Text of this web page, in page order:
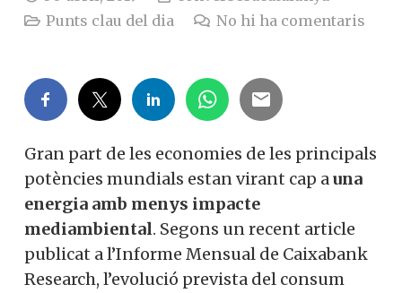
Punts clau del dia
No hi ha comentaris
Gran part de les economies de les principals
potències mundials estan virant cap auna
energia amb menys impacte
mediambiental. Segons un recent article
publicat a l’Informe Mensual de Caixabank
Research, l’evolució prevista del consum